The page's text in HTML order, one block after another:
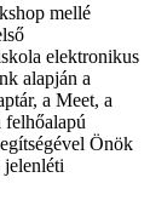
mellé
elektronikus
alapján a
a Meet, a
felhőalapú
Önök
jelenléti